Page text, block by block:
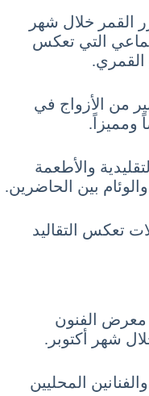
القمر خلال شهر
التي تعكس
القمري.
من الأزواج في
ومميزاً.
والأطعمة
بين الحاضرين.
تعكس التقاليد
معرض الفنون
شهر أكتوبر.
المحليين